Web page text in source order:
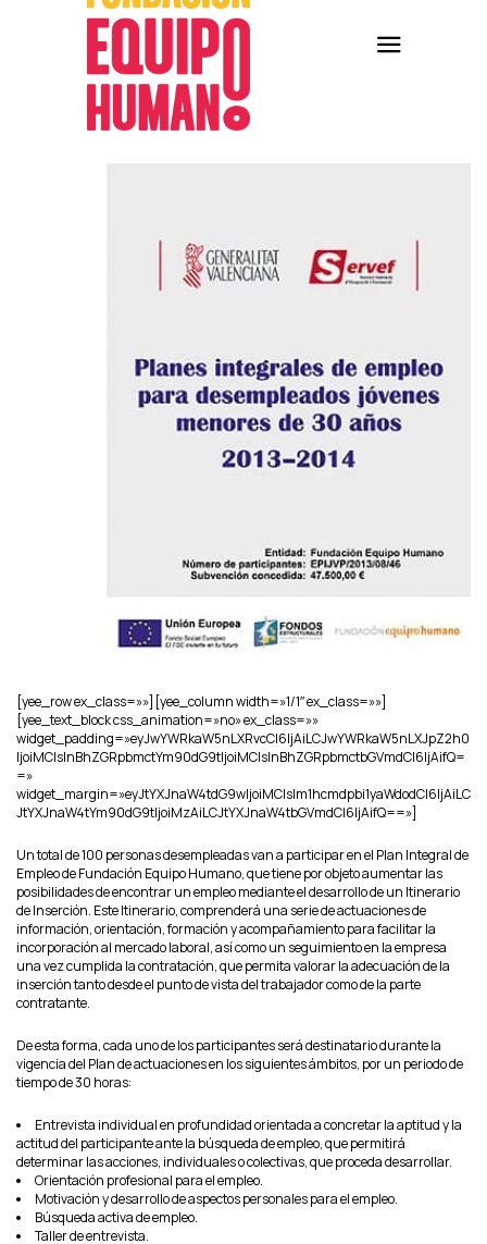
[yee_row ex_class=»»][yee_column width=»1/1″ ex_class=»»]
[yee_text_block css_animation=»no» ex_class=»»
widget_padding=»eyJwYWRkaW5nLXRvcCI6IjAiLCJwYWRkaW5nLXJpZ2h0
IjoiMCIsInBhZGRpbmctYm90dG9tIjoiMCIsInBhZGRpbmctbGVmdCI6IjAifQ=
=»
widget_margin=»eyJtYXJnaW4tdG9wIjoiMCIsIm1hcmdpbi1yaWdodCI6IjAiLC
JtYXJnaW4tYm90dG9tIjoiMzAiLCJtYXJnaW4tbGVmdCI6IjAifQ==»]
Un total de 100 personas desempleadas van a participar en el Plan Integral de
Empleo de Fundación Equipo Humano, que tiene por objeto aumentar las
posibilidades de encontrar un empleo mediante el desarrollo de un Itinerario
de Inserción. Este Itinerario, comprenderá una serie de actuaciones de
información, orientación, formación y acompañamiento para facilitar la
incorporación al mercado laboral, así como un seguimiento en la empresa
una vez cumplida la contratación, que permita valorar la adecuación de la
inserción tanto desde el punto de vista del trabajador como de la parte
contratante.
De esta forma, cada uno de los participantes será destinatario durante la
vigencia del Plan de actuaciones en los siguientes ámbitos, por un periodo de
tiempo de 30 horas:
Entrevista individual en profundidad orientada a concretar la aptitud y la
actitud del participante ante la búsqueda de empleo, que permitirá
determinar las acciones, individuales o colectivas, que proceda desarrollar.
Orientación profesional para el empleo.
Motivación y desarrollo de aspectos personales para el empleo.
Búsqueda activa de empleo.
Taller de entrevista.